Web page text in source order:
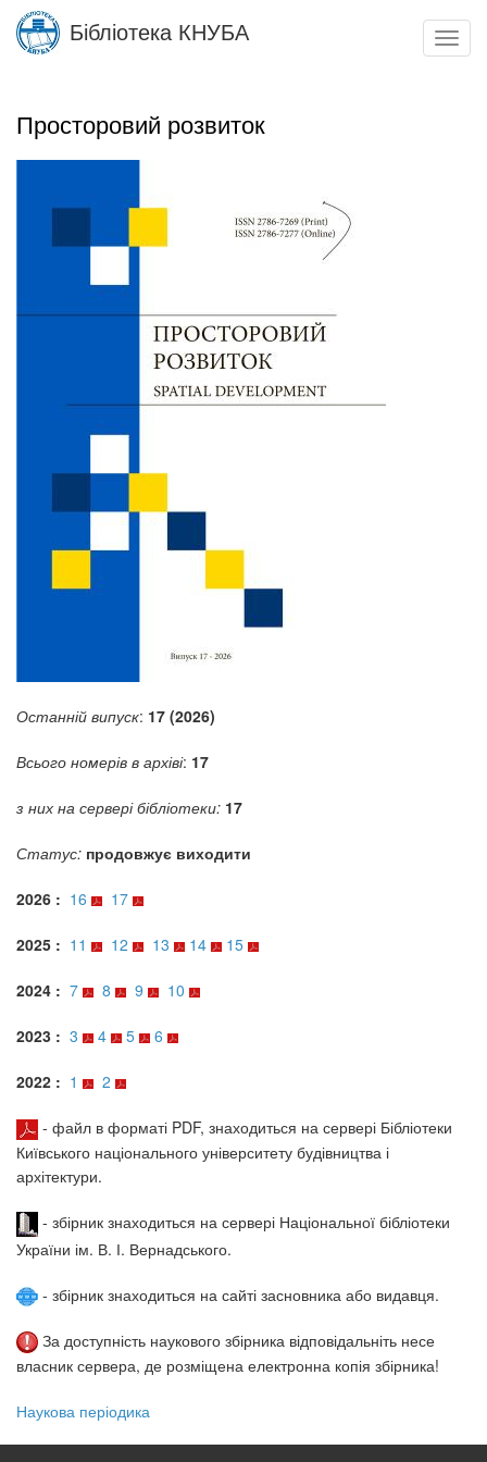
Skip
main
Бібліотека КНУБА
Просторовий розвиток
Останній випуск: 17 (2026)
Всього номерів в архіві: 17
з них на сервері бібліотеки: 17
Статус: продовжує виходити
2026 : 16 17
2025 : 11 12 13 14 15
2024 : 7 8 9 10
2023 : 3 4 5 6
2022 : 1 2
- файл в форматі PDF, знаходиться на сервері Бібліотеки
Київського національного університету будівництва і
архітектури.
- збірник знаходиться на сервері Національної бібліотеки
України ім. В. І. Вернадського.
- збірник знаходиться на сайті засновника або видавця.
За доступність наукового збірника відповідальніть несе
власник сервера, де розміщена електронна копія збірника!
Наукова періодика